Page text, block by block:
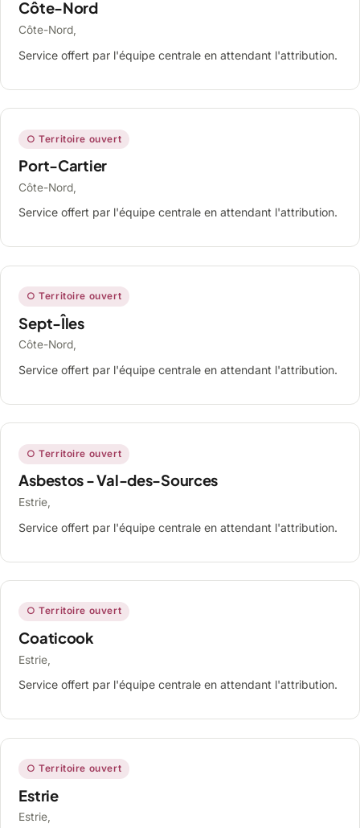
Côte-Nord
Côte-Nord,
Service offert par l'équipe centrale en attendant l'attribution.
○ Territoire ouvert
Port-Cartier
Côte-Nord,
Service offert par l'équipe centrale en attendant l'attribution.
○ Territoire ouvert
Sept-Îles
Côte-Nord,
Service offert par l'équipe centrale en attendant l'attribution.
○ Territoire ouvert
Asbestos - Val-des-Sources
Estrie,
Service offert par l'équipe centrale en attendant l'attribution.
○ Territoire ouvert
Coaticook
Estrie,
Service offert par l'équipe centrale en attendant l'attribution.
○ Territoire ouvert
Estrie
Estrie,